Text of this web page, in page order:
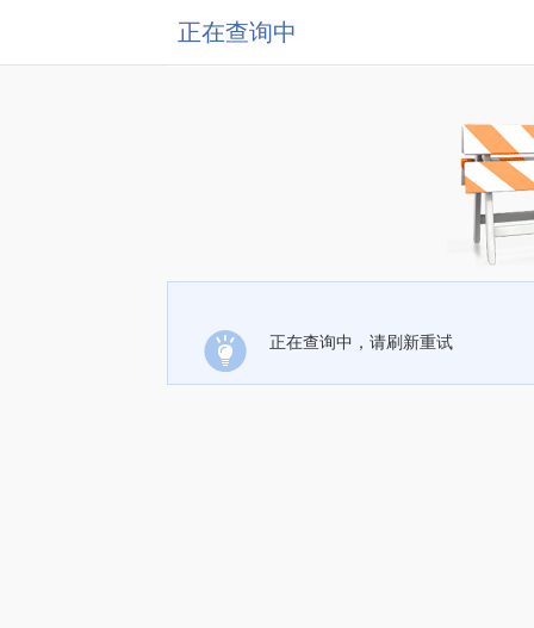
正在查询中
正在查询中，请刷新重试